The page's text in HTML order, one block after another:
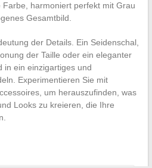
harmoniert perfekt mit Grau
Gesamtbild.
der Details. Ein Seidenschal,
der Taille oder ein eleganter
in ein einzigartiges und
Experimentieren Sie mit
um herauszufinden, was
Looks zu kreieren, die Ihre